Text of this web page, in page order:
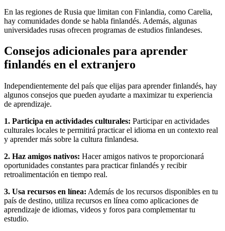
En las regiones de Rusia que limitan con Finlandia, como Carelia,
hay comunidades donde se habla finlandés. Además, algunas
universidades rusas ofrecen programas de estudios finlandeses.
Consejos adicionales para aprender
finlandés en el extranjero
Independientemente del país que elijas para aprender finlandés, hay
algunos consejos que pueden ayudarte a maximizar tu experiencia
de aprendizaje.
1. Participa en actividades culturales: Participar en actividades
culturales locales te permitirá practicar el idioma en un contexto real
y aprender más sobre la cultura finlandesa.
2. Haz amigos nativos: Hacer amigos nativos te proporcionará
oportunidades constantes para practicar finlandés y recibir
retroalimentación en tiempo real.
3. Usa recursos en línea: Además de los recursos disponibles en tu
país de destino, utiliza recursos en línea como aplicaciones de
aprendizaje de idiomas, videos y foros para complementar tu
estudio.